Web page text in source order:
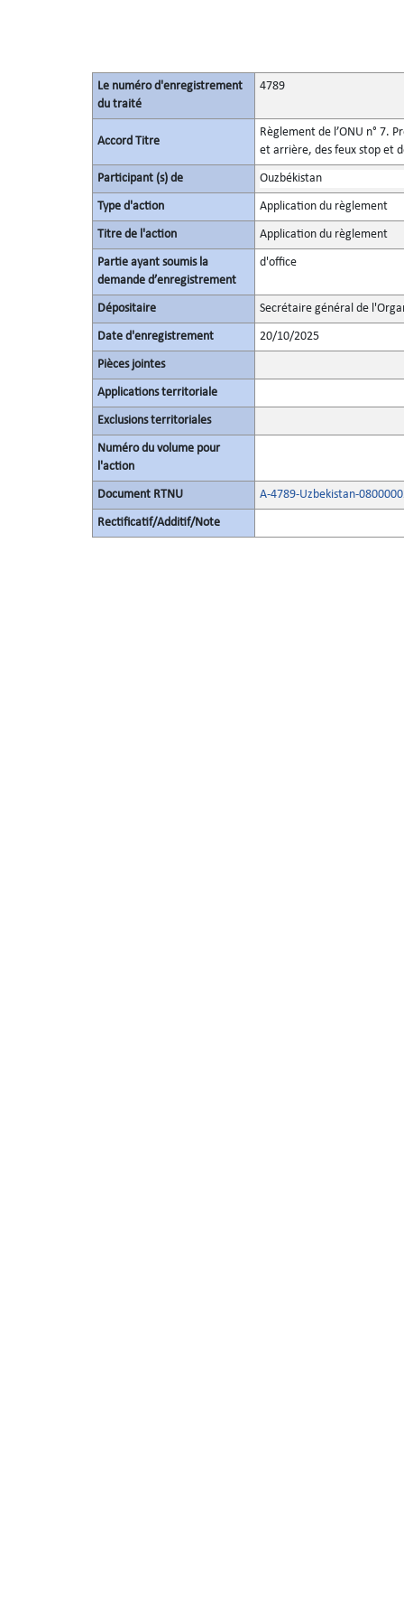
Le numéro d'enregistrement
du traité
4789
Accord Titre
Règlement de l’ONU n° 7.
et arrière, des feux stop et
Participant (s) de Ouzbékistan
Type d'action Application du règlement
Titre de l'action Application du règlement
Partie ayant soumis la
demande d’enregistrement
d'office
Dépositaire Secrétaire général de
Date d'enregistrement 20/10/2025
Pièces jointes
Applications territoriale
Exclusions territoriales
Numéro du volume pour
l'action
Document RTNU A-4789-Uzbekistan-
Rectificatif/Additif/Note